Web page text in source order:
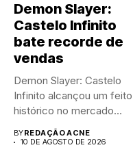
Demon Slayer:
Castelo Infinito
bate recorde de
vendas
Demon Slayer: Castelo
Infinito alcançou um feito
histórico no mercado
japonês, estabelecendo...
BYREDAÇÃO ACNE
10 DE AGOSTO DE 2026